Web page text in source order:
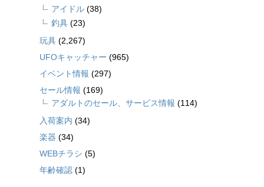
アイドル (38)
釣具 (23)
玩具 (2,267)
UFOキャッチャー (965)
イベント情報 (297)
セール情報 (169)
アダルトのセール、サービス情報 (114)
入荷案内 (34)
楽器 (34)
WEBチラシ (5)
年齢確認 (1)